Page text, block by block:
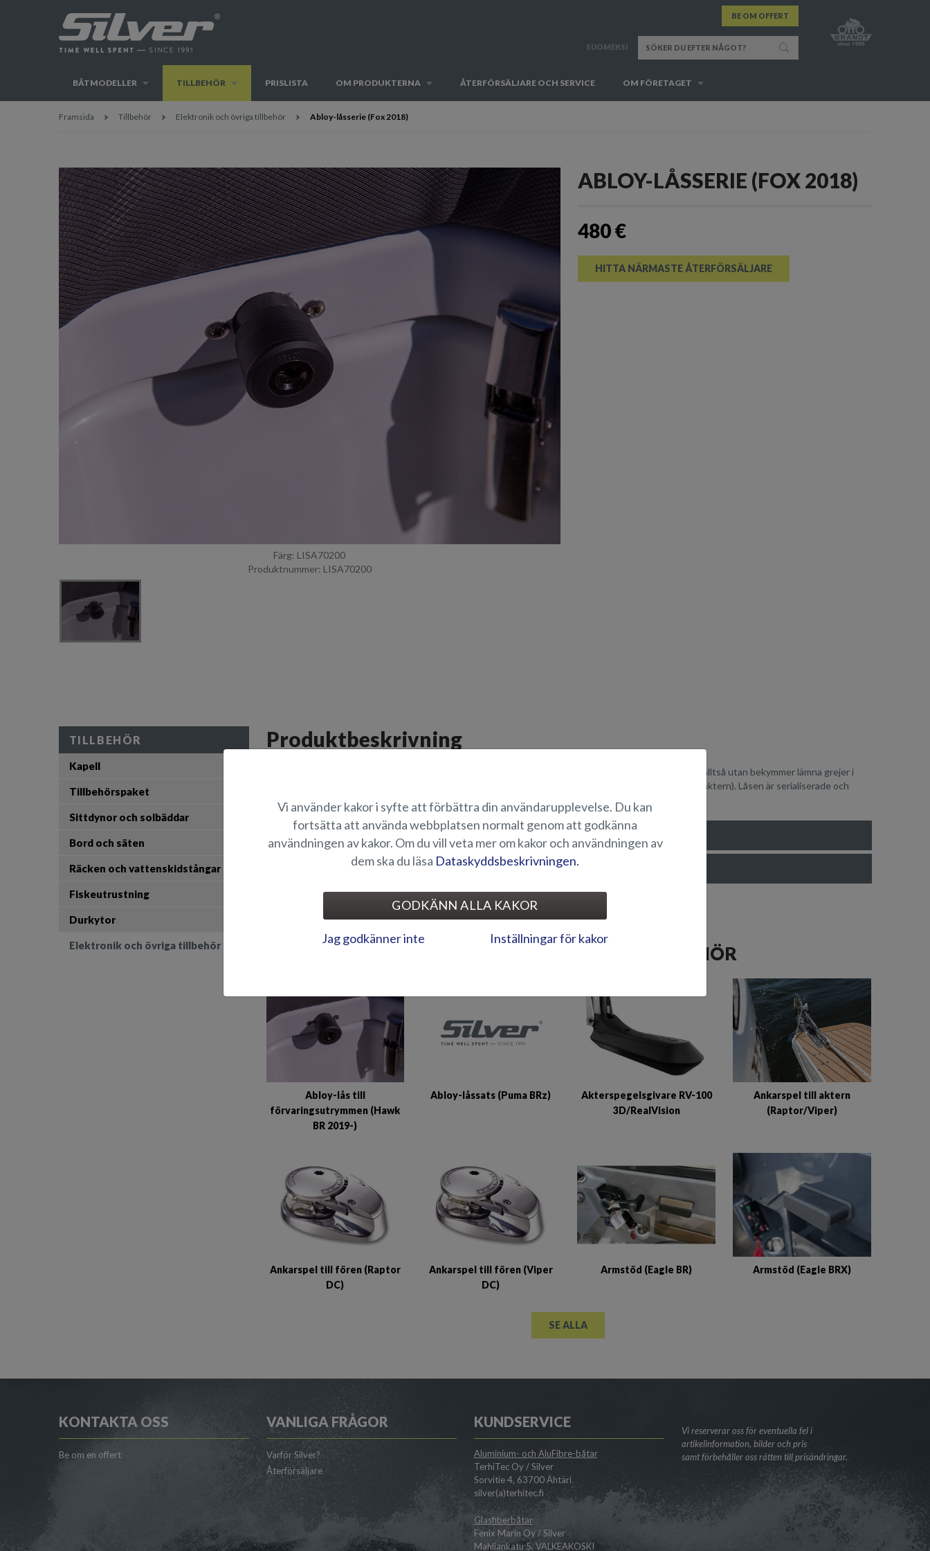
BE OM OFFERT
SUOMEKSI
BÅTMODELLER TILLBEHÖR PRISLISTA OM PRODUKTERNA ÅTERFÖRSÄLJARE OCH SERVICE OM FÖRETAGET
Framsida Tillbehör Elektronik och övriga tillbehör Abloy-låsserie (Fox 2018)
Färg: LISA70200
Produktnummer: LISA70200
ABLOY-LÅSSERIE (FOX 2018)
480 €
HITTA NÄRMASTE ÅTERFÖRSÄLJARE
Produktbeskrivning
Till Silver Fox BR- och Fox Avant-modellerna (2018-) kan som tillbehör köpas en Abloy-låssats - du kan alltså utan bekymmer lämna grejer i
förvar i båten. Paketet inkluderar tre lås, ett för varje förvaringsutrymme med lock (två i fören och en i aktern). Låsen är serialiserade och
LÄMPLIGHET
BILDGALLERI
ELEKTRONIK OCH ÖVRIGA TILLBEHÖR
Abloy-lås till
förvaringsutrymmen (Hawk
BR 2019-)
Abloy-låssats (Puma BRz)
Akterspegelsgivare RV-100
3D/RealVision
Ankarspel till aktern
(Raptor/Viper)
Ankarspel till fören (Raptor
DC)
Ankarspel till fören (Viper
DC)
Armstöd (Eagle BR) Armstöd (Eagle BRX)
SE ALLA
TILLBEHÖR
Kapell
Tillbehörspaket
Sittdynor och solbäddar
Bord och säten
Räcken och vattenskidstångar
Fiskeutrustning
Durkytor
Elektronik och övriga tillbehör
KONTAKTA OSS
Be om en offert
VANLIGA FRÅGOR
Varför Silver?
Återförsäljare
KUNDSERVICE
Aluminium- och AluFibre-båtar
TerhiTec Oy / Silver
Sorvitie 4, 63700 Ähtäri
silver(a)terhitec.fi
Glasfiberbåtar
Fenix Marin Oy / Silver
Mahliankatu 5, VALKEAKOSKI
Vi reserverar oss för eventuella fel i
artikelinformation, bilder och pris
samt förbehåller oss rätten till prisändringar.
Vi använder kakor i syfte att förbättra din användarupplevelse. Du kan
fortsätta att använda webbplatsen normalt genom att godkänna
användningen av kakor. Om du vill veta mer om kakor och användningen av
dem ska du läsa Dataskyddsbeskrivningen.
GODKÄNN ALLA KAKOR
Jag godkänner inte Inställningar för kakor